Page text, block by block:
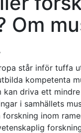
Om
står inför tuffa
kompetenta
kan driva ett
i samhällets
inom